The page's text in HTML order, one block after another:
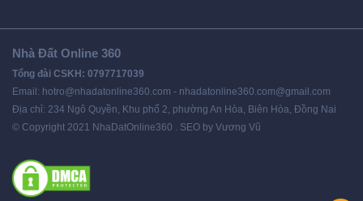
Nhà Đất Online 360
Tổng đài CSKH: 0797717039
Email: hotro@nhadatonline360.com - nhadatonline360.com@gmail.com
Địa chỉ: 234 Ngô Quyền, Khu phố 2, phường An Hòa, Biên Hòa, Đồng Nai
© Copyright 2021 NhaDatOnline360 . SEO by Vương Vũ